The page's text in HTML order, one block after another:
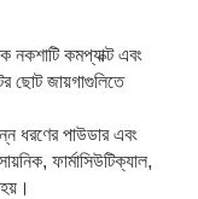
নকশাটি কমপ্যাক্ট এবং
ছোট জায়গাগুলিতে
ধরণের পাউডার এবং
ফার্মাসিউটিক্যাল,